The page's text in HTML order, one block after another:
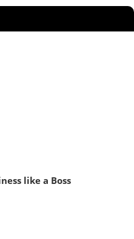
like a Boss